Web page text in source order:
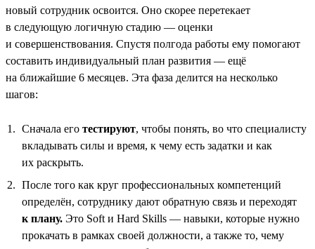
новый сотрудник освоится. Оно скорее перетекает
в следующую логичную стадию — оценки
и совершенствования. Спустя полгода работы ему помогают
составить индивидуальный план развития — ещё
на ближайшие 6 месяцев. Эта фаза делится на несколько
шагов:
Сначала его тестируют, чтобы понять, во что специалисту
вкладывать силы и время, к чему есть задатки и как
их раскрыть.
После того как круг профессиональных компетенций
определён, сотруднику дают обратную связь и переходят
к плану. Это Soft и Hard Skills — навыки, которые нужно
прокачать в рамках своей должности, а также то, чему